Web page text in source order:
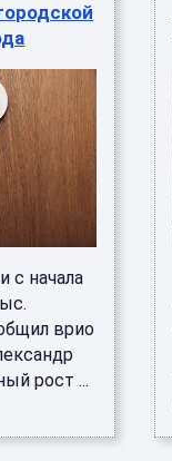
с начала
врио
рост ...